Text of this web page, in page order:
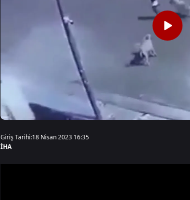
Giriş Tarihi:18 Nisan 2023 16:35
İHA